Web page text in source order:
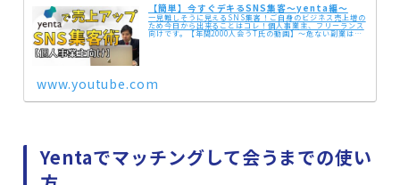
【簡単】今すぐデキるSNS集客〜yenta編〜
一見難しそうに見えるSNS集客！ご自身のビジネス売上増の
ため今日から出来ることはコレ！個人事業主、フリーランス
向けです。【年間2000人会うT氏の動画】〜危ない副業はコ
www.youtube.com
Yentaでマッチングして会うまでの使い